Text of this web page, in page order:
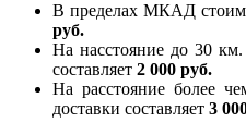
В пределах МКАД
руб.
На насcтояние до 30
составляет 2 000 руб.
На расстояние более
доставки составляет 3